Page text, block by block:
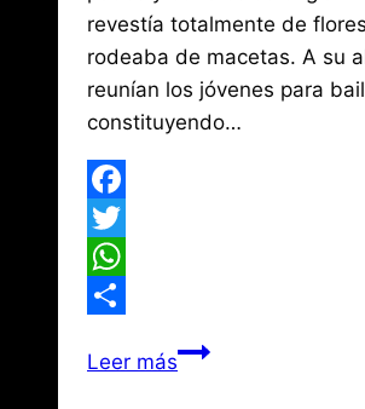
revestía totalmente de
rodeaba de macetas. A su
reunían los jóvenes para
constituyendo…
Facebook
Twitter
WhatsApp
Leer másLas